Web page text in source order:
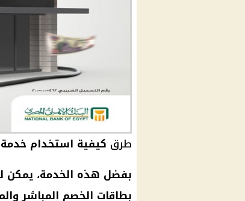
طرق كيفية استخدام
بفضل هذه الخدمة، يمكن
بطاقات الخصم المباشر